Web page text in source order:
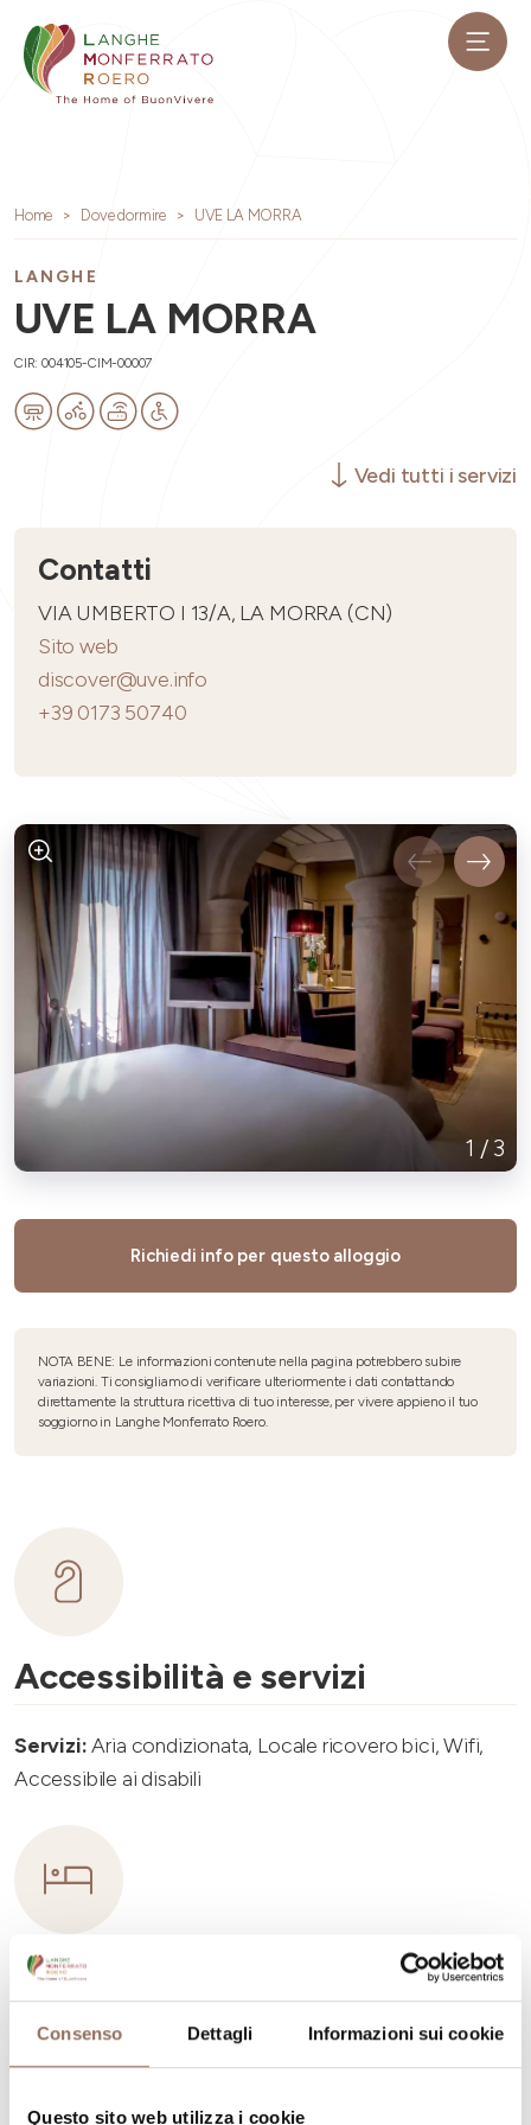
Consenso Dettagli Informazioni sui cookie
Questo sito web utilizza i cookie
Home Dove dormire UVE LA MORRA
LANGHE
UVE LA MORRA
CIR: 004105-CIM-00007
Vedi tutti i servizi
Contatti
VIA UMBERTO I 13/A, LA MORRA (CN)
Sito web
discover@uve.info
+39 0173 50740
1 / 3
Richiedi info per questo alloggio
NOTA BENE: Le informazioni contenute nella pagina potrebbero subire
variazioni. Ti consigliamo di verificare ulteriormente i dati contattando
direttamente la struttura ricettiva di tuo interesse, per vivere appieno il tuo
soggiorno in Langhe Monferrato Roero.
Accessibilità e servizi
Servizi:Aria condizionata, Locale ricovero bici, Wifi,
Accessibile ai disabili
Capacità ricettiva
Numero stanze: